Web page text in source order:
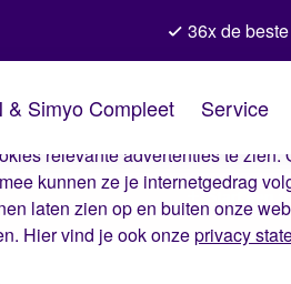
zorgen wij ervoor dat je ervaring
relevante advertenties te zien.
kunnen ze je internetgedrag
laten zien op en buiten onze
Hier vind je ook onzeprivacy
36x de
& Simyo Compleet Service
Start een